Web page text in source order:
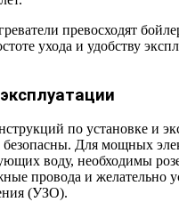
превосходят
ухода и удобству
по установке и
безопасны. Для мощных
воду, необходимы
провода и желательно
(УЗО).